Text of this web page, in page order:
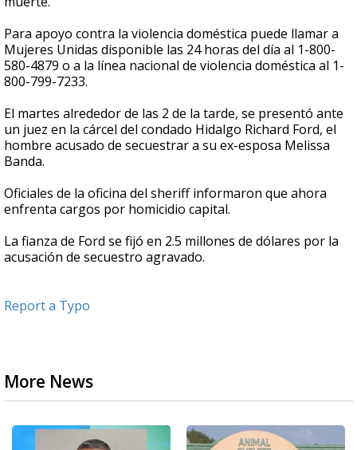
Para apoyo contra la violencia doméstica puede llamar a
Mujeres Unidas disponible las 24 horas del día al 1-800-
580-4879 o a la línea nacional de violencia doméstica al 1-
800-799-7233.
El martes alrededor de las 2 de la tarde, se presentó ante
un juez en la cárcel del condado Hidalgo Richard Ford, el
hombre acusado de secuestrar a su ex-esposa Melissa
Banda.
Oficiales de la oficina del sheriff informaron que ahora
enfrenta cargos por homicidio capital.
La fianza de Ford se fijó en 2.5 millones de dólares por la
acusación de secuestro agravado.
Report a Typo
More News